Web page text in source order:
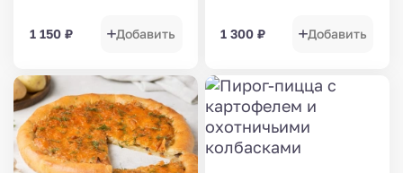
1 150 ₽ Добавить 1 300 ₽ Добавить